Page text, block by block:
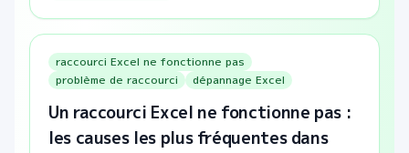
raccourci Excel ne fonctionne pas
problème de raccourci
dépannage Excel
Un raccourci Excel ne fonctionne pas :
les causes les plus fréquentes dans